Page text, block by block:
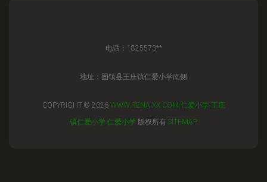
电话：1825573**
地址：固镇县王庄镇仁爱小学南侧
COPYRIGHT © 2026 WWW.RENAIXX.COM 仁爱小学 王庄
镇仁爱小学 仁爱小学 版权所有 SITEMAP